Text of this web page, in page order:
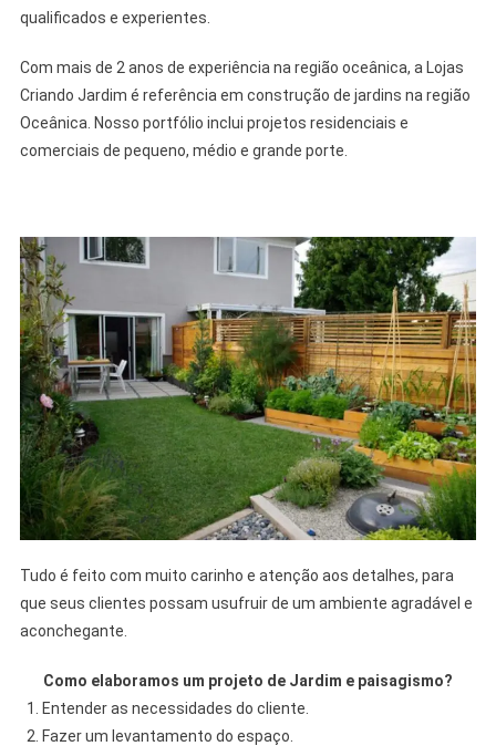
qualificados e experientes.
Com mais de 2 anos de experiência na região oceânica, a Lojas
Criando Jardim é referência em construção de jardins na região
Oceânica. Nosso portfólio inclui projetos residenciais e
comerciais de pequeno, médio e grande porte.
Tudo é feito com muito carinho e atenção aos detalhes, para
que seus clientes possam usufruir de um ambiente agradável e
aconchegante.
Como elaboramos um projeto de Jardim e paisagismo?
Entender as necessidades do cliente.
Fazer um levantamento do espaço.